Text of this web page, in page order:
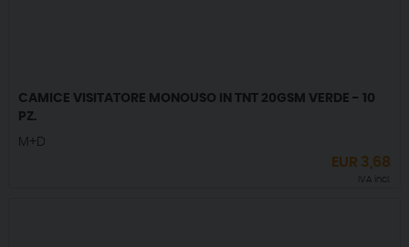
CAMICE VISITATORE MONOUSO IN TNT 20GSM VERDE - 10
PZ.
M+D
EUR 3,68
IVA incl.